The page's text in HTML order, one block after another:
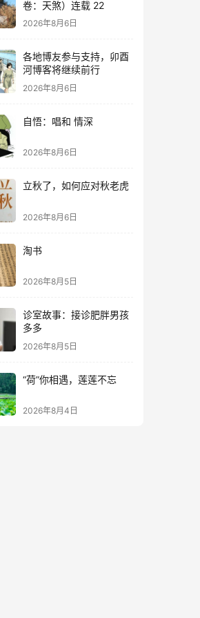
卷：天煞）连载 22
2026年8月6日
各地博友参与支持，卯酉
河博客将继续前行
2026年8月6日
自悟：唱和 情深
2026年8月6日
立秋了，如何应对秋老虎
2026年8月6日
淘书
2026年8月5日
诊室故事：接诊肥胖男孩
多多
2026年8月5日
“荷”你相遇，莲莲不忘
2026年8月4日